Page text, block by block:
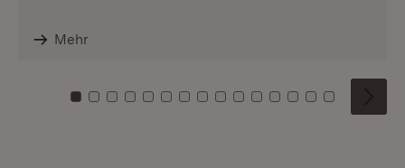
Mehr
Zu Kachel: 0
Zu Kachel: 1
Zu Kachel: 2
Zu Kachel: 3
Zu Kachel: 4
Zu Kachel: 5
Zu Kachel: 6
Zu Kachel: 7
Zu Kachel: 8
Zu Kachel: 9
Zu Kachel: 10
Zu Kachel: 11
Zu Kachel: 12
Zu Kachel:
Zu